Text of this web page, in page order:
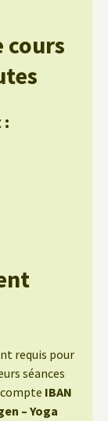
cours
:
requis pour
séances
IBAN
– Yoga